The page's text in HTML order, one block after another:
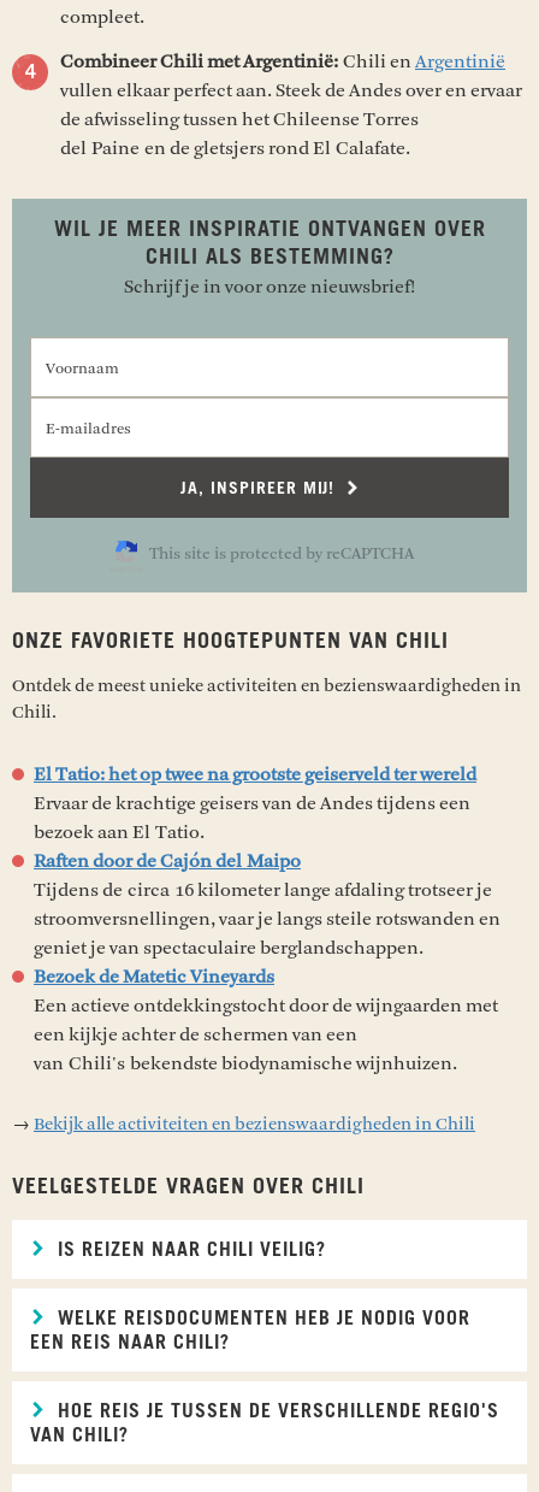
compleet.
Combineer Chili met Argentinië: Chili en Argentinië
vullen elkaar perfect aan. Steek de Andes over en ervaar
de afwisseling tussen het Chileense Torres
del Paine en de gletsjers rond El Calafate.
WIL JE MEER INSPIRATIE ONTVANGEN OVER
CHILI ALS BESTEMMING?
Schrijf je in voor onze nieuwsbrief!
JA, INSPIREER MIJ!
This site is protected by reCAPTCHA
ONZE FAVORIETE HOOGTEPUNTEN VAN CHILI
Ontdek de meest unieke activiteiten en bezienswaardigheden in
Chili.
El Tatio: het op twee na grootste geiserveld ter wereld
Ervaar de krachtige geisers van de Andes tijdens een
bezoek aan El Tatio.
Raften door de Cajón del Maipo
Tijdens de circa 16 kilometer lange afdaling trotseer je
stroomversnellingen, vaar je langs steile rotswanden en
geniet je van spectaculaire berglandschappen.
Bezoek de Matetic Vineyards
Een actieve ontdekkingstocht door de wijngaarden met
een kijkje achter de schermen van een
van Chili's bekendste biodynamische wijnhuizen.
→ Bekijk alle activiteiten en bezienswaardigheden in Chili
VEELGESTELDE VRAGEN OVER CHILI
IS REIZEN NAAR CHILI VEILIG?
WELKE REISDOCUMENTEN HEB JE NODIG VOOR
EEN REIS NAAR CHILI?
HOE REIS JE TUSSEN DE VERSCHILLENDE REGIO'S
VAN CHILI?